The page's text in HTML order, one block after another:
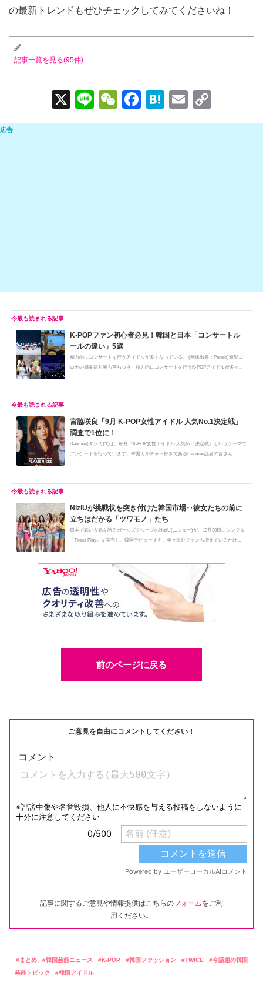
の最新トレンドもぜひチェックしてみてくださいね！
記事一覧を見る(95件)
X
Li
n
W
e
F
a
H
at
E
m o
K-POPファン初心者必見！韓国と日本「コンサートル
ールの違い」5選
精力的にコンサートを行うアイドルが多くなっている。 (画像出典：Pexels)新型コ
ロナの感染症対策も落ちつき、精力的にコンサートを行うK-POPアイドルが多く...
宮脇咲良「9月 K-POP女性アイドル 人気No.1決定戦」
調査で1位に！
Danmee(ダンミ)では、毎月『K-POP女性アイドル 人気No.1決定戦』というテーマで
アンケートを行っています。韓国カルチャー好きであるDanmee読者の皆さん
NiziUが挑戦状を突き付けた韓国市場‥彼女たちの前に
立ちはだかる「ツワモノ」たち
日本で高い人気を誇るガールズグループのNiziU(ニジュー)が、10月30日にシングル
『Press Play』を発売し、韓国デビューする。年々海外ファンも増えているだけ...
前のページに戻る
ご意見を自由にコメントしてください！
記事に関するご意見や情報提供はこちらのフォームをご利
用ください。
まとめ 韓国芸能ニュース K-POP 韓国ファッション TWICE
今話題の韓国
芸能トピック
韓国アイドル